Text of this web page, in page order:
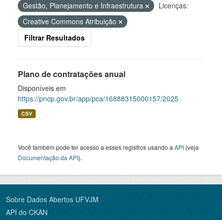
Gestão, Planejamento e Infraestrutura
Licenças:
Creative Commons Atribuição
Filtrar Resultados
Plano de contratações anual
Disponíveis em
https://pncp.gov.br/app/pca/16888315000157/2025
CSV
Você também pode ter acesso a esses registros usando a API (veja
Documentação da API).
Sobre Dados Abertos UFVJM
API do CKAN